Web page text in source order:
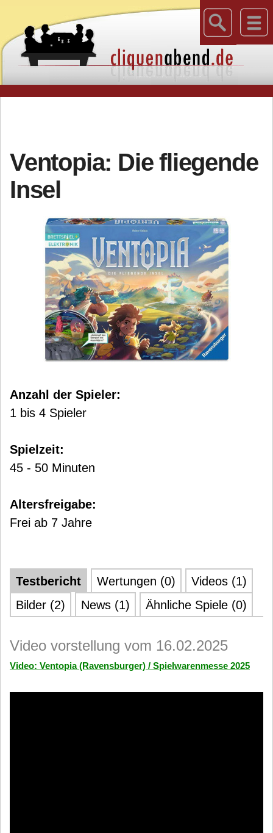
Ventopia: Die fliegende
Insel
Anzahl der Spieler:
1 bis 4 Spieler
Spielzeit:
45 - 50 Minuten
Altersfreigabe:
Frei ab 7 Jahre
Testbericht Wertungen (0)
Videos (1)
Bilder (2)
News (1) Ähnliche Spiele (0)
Video vorstellung vom 16.02.2025
Video: Ventopia (Ravensburger) / Spielwarenmesse 2025